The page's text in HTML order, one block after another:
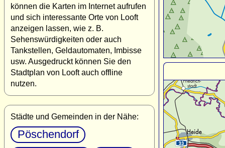
können die Karten im Internet aufrufen
und sich interessante Orte von Looft
anzeigen lassen, wie z. B.
Sehenswürdigkeiten oder auch
Tankstellen, Geldautomaten, Imbisse
usw. Ausgedruckt können Sie den
Stadtplan von Looft auch offline
nutzen.
Städte und Gemeinden in der Nähe:
Pöschendorf